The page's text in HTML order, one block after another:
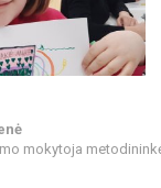
mokytoja